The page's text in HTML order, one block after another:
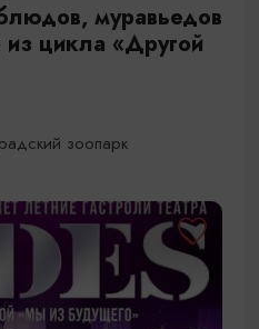
муравьедов
из цикла «Другой
зоопарк